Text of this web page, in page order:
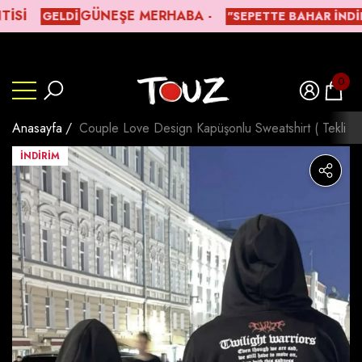
GELDİㅤGÜNEŞE MERHABA - "SEPETTE BAHAR
0
0
ürün
Anasayfa Couple Love Design Kapüşonlu Sweatshirt ( Tekli
İNDIRIM